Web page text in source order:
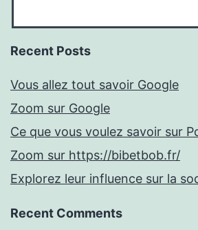
Recent Posts
Vous allez tout savoir Google
Zoom sur Google
Ce que vous voulez savoir sur
Zoom sur https://bibetbob.fr/
Explorez leur influence sur la
Recent Comments